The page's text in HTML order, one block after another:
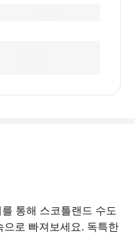
통해 스코틀랜드 수도
로 빠져보세요. 독특한